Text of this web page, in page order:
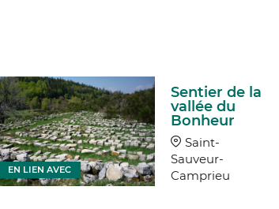
Sentier de la
vallée du
Bonheur
Saint-
Sauveur-
Camprieu
EN LIEN AVEC